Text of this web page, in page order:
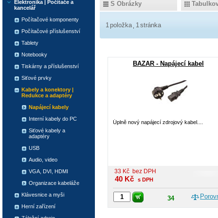
S Obrázky
1 položka 1stránka
BAZAR - Napájecí kabel
Úplně nový napájecí zdrojový kabel....
33 Kč bez DPH
40 Kč s DPH
34
Elektronika | Počítače a
kancelář
Počítačové komponenty
Počítačové příslušenství
Tablety
Notebooky
Tiskárny a příslušenství
Siťové prvky
Kabely a konektory |
Redukce a adaptéry
Napájecí kabely
Interní kabely do PC
Siťové kabely a
adaptéry
USB
Audio, video
VGA, DVI, HDMI
Organizace kabeláže
Klávesnice a myši
Herní zařízení